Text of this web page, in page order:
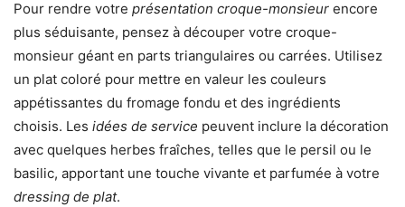
Pour rendre votre présentation croque-monsieur encore
plus séduisante, pensez à découper votre croque-
monsieur géant en parts triangulaires ou carrées. Utilisez
un plat coloré pour mettre en valeur les couleurs
appétissantes du fromage fondu et des ingrédients
choisis. Les idées de service peuvent inclure la décoration
avec quelques herbes fraîches, telles que le persil ou le
basilic, apportant une touche vivante et parfumée à votre
dressing de plat.